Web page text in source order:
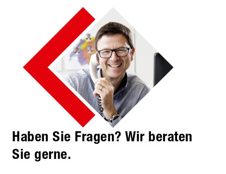
Haben Sie Fragen? Wir beraten
Sie gerne.